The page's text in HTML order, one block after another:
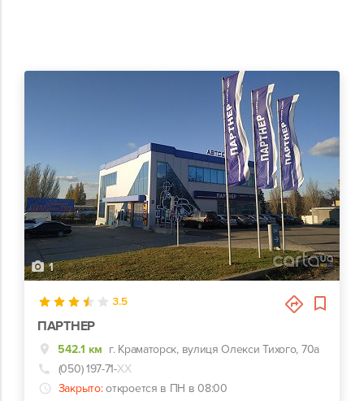
1
3.5
ПАРТНЕР
542.1 км г. Краматорск, вулиця Олекси Тихого, 70а
(050) 197-71-ХХ
Закрыто: откроется в ПН в 08:00